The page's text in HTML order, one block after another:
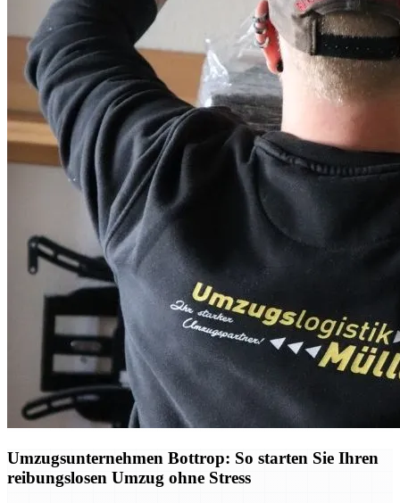
Umzugsunternehmen Bottrop: So starten Sie Ihren
reibungslosen Umzug ohne Stress